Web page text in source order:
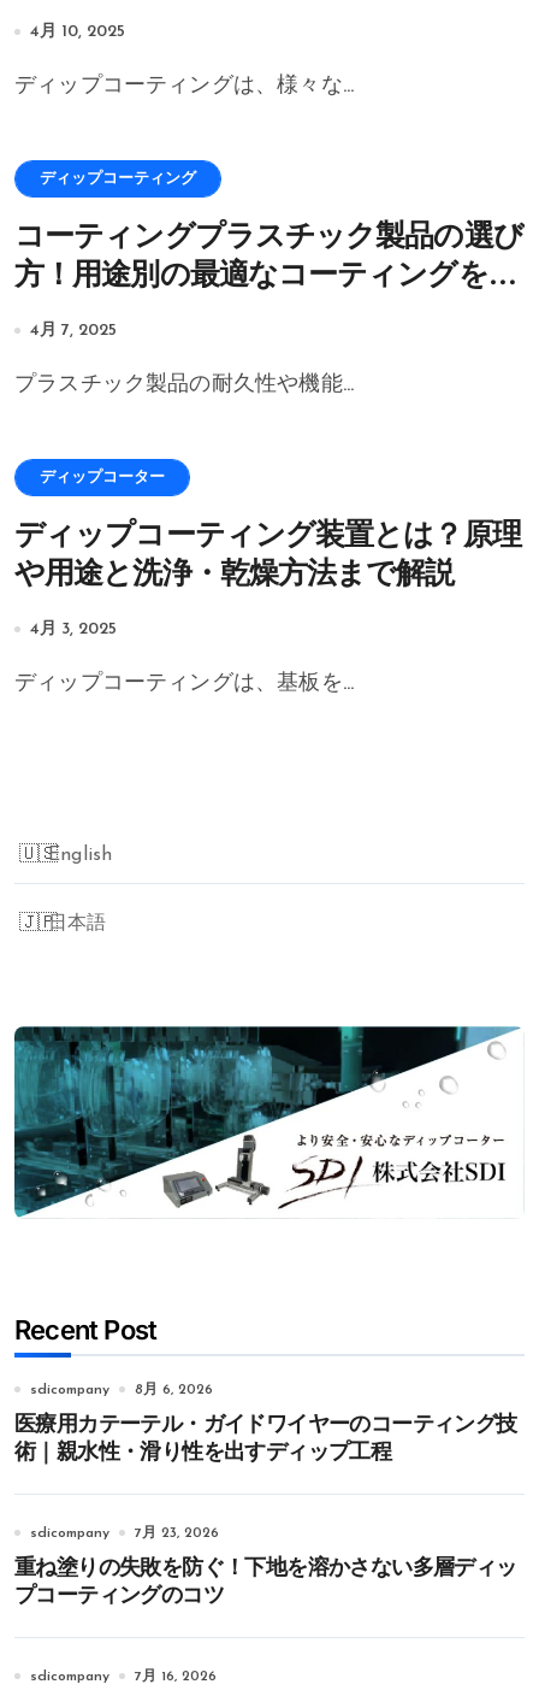
4月 10, 2025
ディップコーティングは、様々な...
ディップコーティング
コーティングプラスチック製品の選び
方！用途別の最適なコーティングを解
4月 7, 2025
プラスチック製品の耐久性や機能...
ディップコーター
ディップコーティング装置とは？原理
や用途と洗浄・乾燥方法まで解説
4月 3, 2025
ディップコーティングは、基板を...
English
日本語
Recent Post
sdicompany 8月 6, 2026
医療用カテーテル・ガイドワイヤーのコーティング技
術｜親水性・滑り性を出すディップ工程
sdicompany 7月 23, 2026
重ね塗りの失敗を防ぐ！下地を溶かさない多層ディッ
プコーティングのコツ
sdicompany 7月 16, 2026